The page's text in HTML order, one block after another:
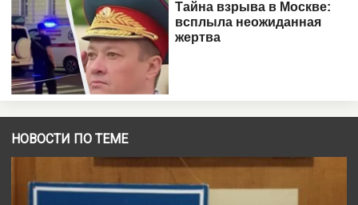
НОВОСТИ ПО ТЕМЕ